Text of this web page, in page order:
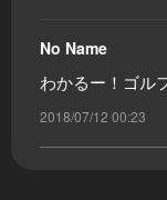
No Name
わかるー！ゴル
2018/07/12 00:23